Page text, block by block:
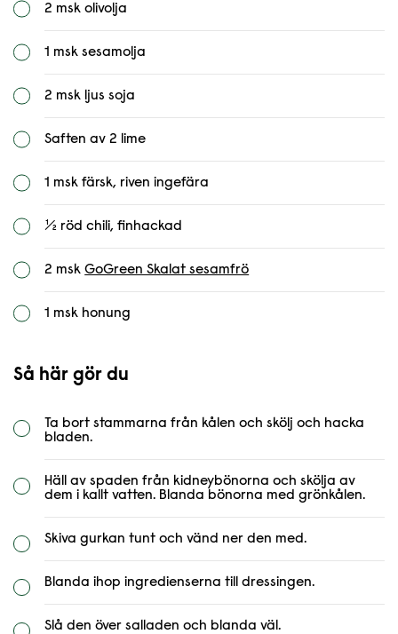
2 msk olivolja
1 msk sesamolja
2 msk ljus soja
Saften av 2 lime
1 msk färsk, riven ingefära
½ röd chili, finhackad
2 mskGoGreen Skalat sesamfrö
1 msk honung
Så här gör du
Ta bort stammarna från kålen och skölj och hacka
bladen.
Häll av spaden från kidneybönorna och skölja av
dem i kallt vatten. Blanda bönorna med grönkålen.
Skiva gurkan tunt och vänd ner den med.
Blanda ihop ingredienserna till dressingen.
Slå den över salladen och blanda väl.